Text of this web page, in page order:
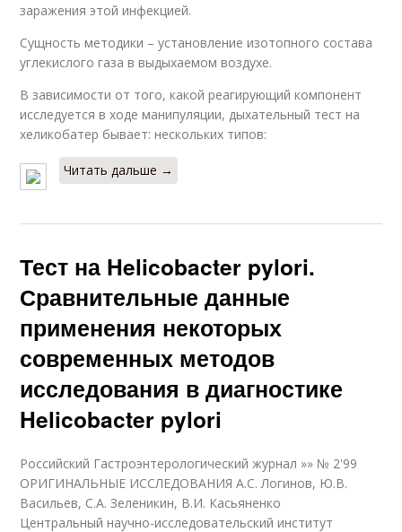
заражения этой инфекцией.
Сущность методики – установление изотопного состава
углекислого газа в выдыхаемом воздухе.
В зависимости от того, какой реагирующий компонент
исследуется в ходе манипуляции, дыхательный тест на
хеликобатер бывает: нескольких типов:
Читать дальше →
Тест на Helicobacter pylori.
Сравнительные данные
применения некоторых
современных методов
исследования в диагностике
Helicobacter pylori
Российский Гастроэнтерологический журнал »» № 2'99
ОРИГИНАЛЬНЫЕ ИССЛЕДОВАНИЯ А.С. Логинов, Ю.В.
Васильев, С.А. Зеленикин, В.И. Касьяненко
Центральный научно-исследовательский институт